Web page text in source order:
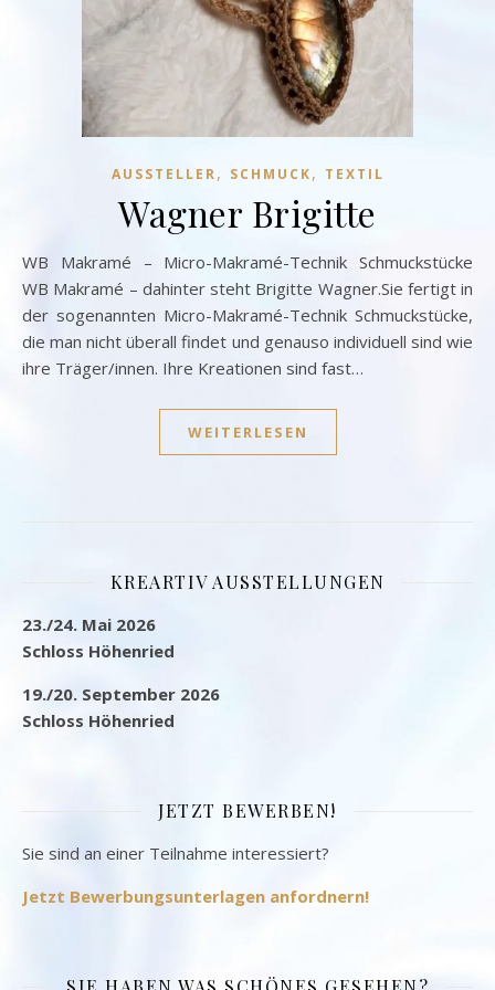
AUSSTELLER, SCHMUCK, TEXTIL
Wagner Brigitte
WB Makramé – Micro-Makramé-Technik Schmuckstücke
WB Makramé – dahinter steht Brigitte Wagner.Sie fertigt in
der sogenannten Micro-Makramé-Technik Schmuckstücke,
die man nicht überall findet und genauso individuell sind wie
ihre Träger/innen. Ihre Kreationen sind fast…
WEITERLESEN
KREARTIV AUSSTELLUNGEN
23./24. Mai 2026
Schloss Höhenried
19./20. September 2026
Schloss Höhenried
JETZT BEWERBEN!
Sie sind an einer Teilnahme interessiert?
Jetzt Bewerbungsunterlagen anfordnern!